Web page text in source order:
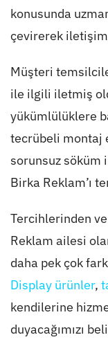
konusunda
çevirerek
Müşteri
ile ilgili iletmiş
yükümlülüklere
tecrübeli montaj
sorunsuz söküm
Birka Reklam’ı
Tercihlerinden
Reklam ailesi
daha pek çok
Display ürünler,
kendilerine
duyacağımızı